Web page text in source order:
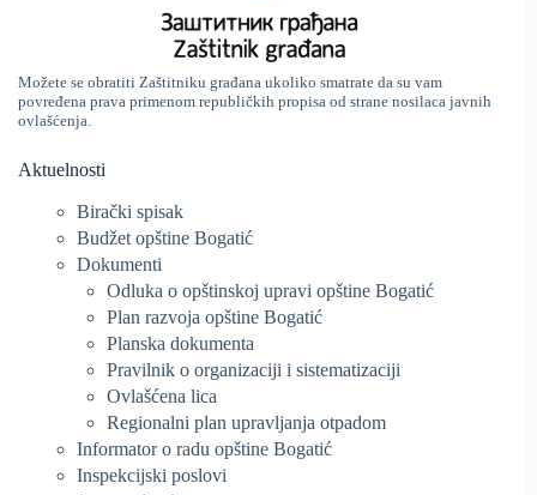
Možete se obratiti Zaštitniku građana ukoliko smatrate da su vam
povređena prava primenom republičkih propisa od strane nosilaca javnih
ovlašćenja.
Aktuelnosti
Birački spisak
Budžet opštine Bogatić
Dokumenti
Odluka o opštinskoj upravi opštine Bogatić
Plan razvoja opštine Bogatić
Planska dokumenta
Pravilnik o organizaciji i sistematizaciji
Ovlašćena lica
Regionalni plan upravljanja otpadom
Informator o radu opštine Bogatić
Inspekcijski poslovi